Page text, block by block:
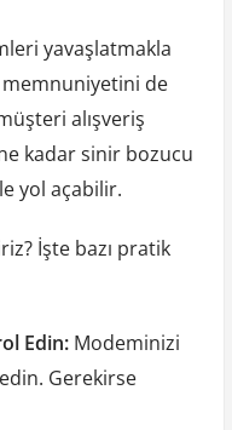
yavaşlatmakla
memnuniyetini de
alışveriş
kadar sinir bozucu
yol açabilir.
İşte bazı pratik
Edin:Modeminizi
Gerekirse